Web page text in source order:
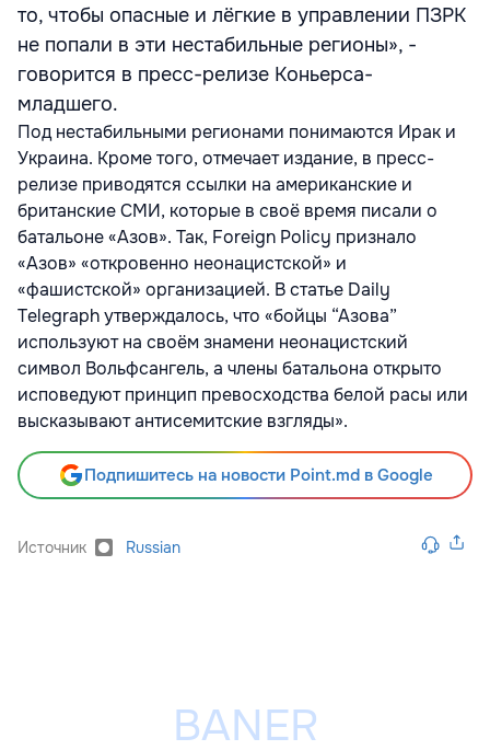
то, чтобы опасные и лёгкие в управлении ПЗРК
не попали в эти нестабильные регионы», -
говорится в пресс-релизе Коньерса-
младшего.
Под нестабильными регионами понимаются Ирак и
Украина. Кроме того, отмечает издание, в пресс-
релизе приводятся ссылки на американские и
британские СМИ, которые в своё время писали о
батальоне «Азов». Так, Foreign Policy признало
«Азов» «откровенно неонацистской» и
«фашистской» организацией. В статье Daily
Telegraph утверждалось, что «бойцы “Азова”
используют на своём знамени неонацистский
символ Вольфсангель, а члены батальона открыто
исповедуют принцип превосходства белой расы или
высказывают антисемитские взгляды».
Подпишитесь на новости Point.md в Google
Источник Russian